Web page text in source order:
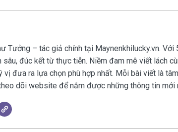
Tưởng – tác giả chính tại Maynenkhilucky.vn.
sâu, đúc kết từ thực tiễn. Niềm đam mê viết lách
vị đưa ra lựa chọn phù hợp nhất. Mỗi bài viết là
dõi website để nắm được những thông tin mới